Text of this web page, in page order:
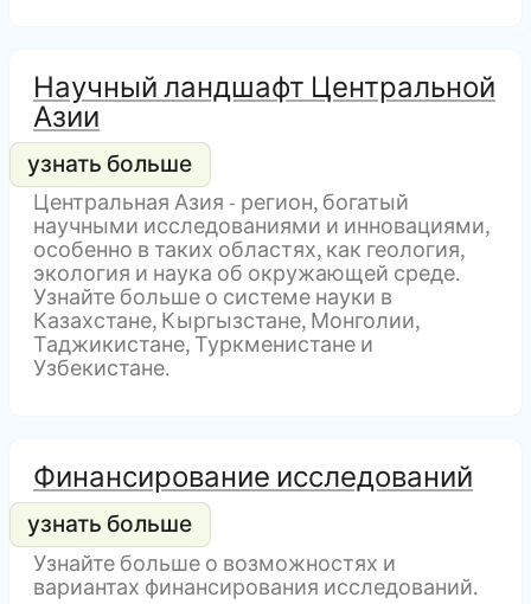
Научный ландшафт Центральной
Азии
Центральная Азия - регион, богатый
научными исследованиями и инновациями,
особенно в таких областях, как геология,
экология и наука об окружающей среде.
Узнайте больше о системе науки в
Казахстане, Кыргызстане, Монголии,
Таджикистане, Туркменистане и
Узбекистане.
Финансирование исследований
Узнайте больше о возможностях и
вариантах финансирования исследований.